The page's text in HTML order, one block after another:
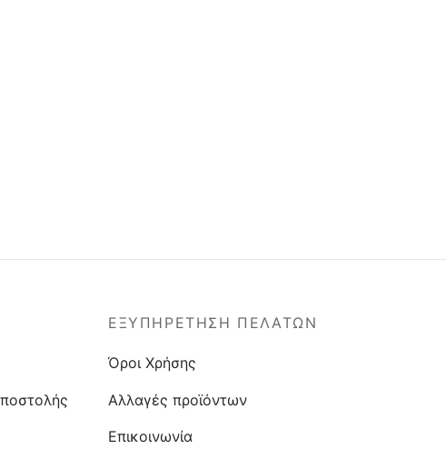
ΕΞΥΠΗΡΕΤΗΣΗ ΠΕΛΑΤΩΝ
Όροι Χρήσης
Αλλαγές προϊόντων
Επικοινωνία